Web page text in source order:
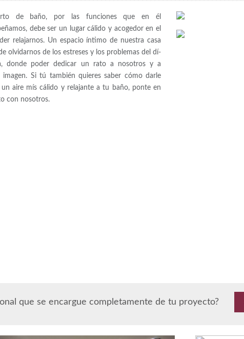
de baño, por las funciones que en él
debe ser un lugar cálido y acogedor en el
relajarnos. Un espacio í­ntimo de nuestra casa
olvidarnos de los estreses y los problemas del dí­
donde poder dedicar un rato a nosotros y a
imagen. Si tú también quieres saber cómo darle
aire mís cálido y relajante a tu baño, ponte en
con nosotros.
que se encargue completamente de tu proyecto?